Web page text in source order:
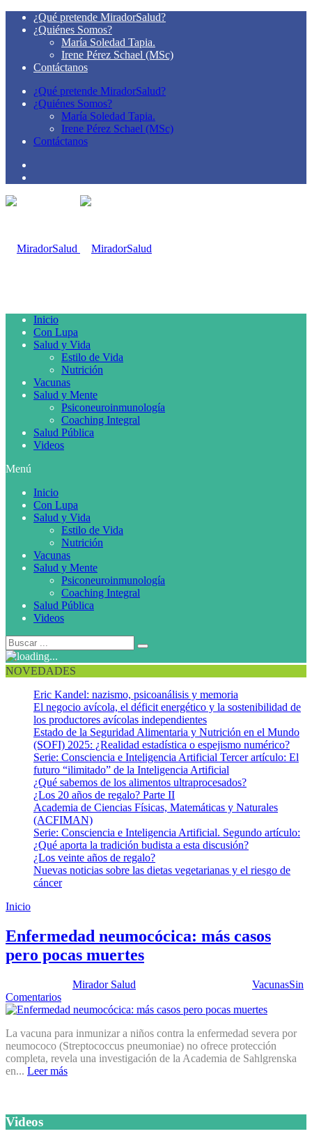
¿Qué pretende MiradorSalud?
¿Quiénes Somos?
María Soledad Tapia.
Irene Pérez Schael (MSc)
Contáctanos
¿Qué pretende MiradorSalud?
¿Quiénes Somos?
María Soledad Tapia.
Irene Pérez Schael (MSc)
Contáctanos
Inicio
Con Lupa
Salud y Vida
Estilo de Vida
Nutrición
Vacunas
Salud y Mente
Psiconeuroinmunología
Coaching Integral
Salud Pública
Videos
Menú
Inicio
Con Lupa
Salud y Vida
Estilo de Vida
Nutrición
Vacunas
Salud y Mente
Psiconeuroinmunología
Coaching Integral
Salud Pública
Videos
NOVEDADES
Eric Kandel: nazismo, psicoanálisis y memoria
El negocio avícola, el déficit energético y la sostenibilidad de
los productores avícolas independientes
Estado de la Seguridad Alimentaria y Nutrición en el Mundo
(SOFI) 2025: ¿Realidad estadística o espejismo numérico?
Serie: Consciencia e Inteligencia Artificial Tercer artículo: El
futuro “ilimitado” de la Inteligencia Artificial
¿Qué sabemos de los alimentos ultraprocesados?
¿Los 20 años de regalo? Parte II
Academia de Ciencias Físicas, Matemáticas y Naturales
(ACFIMAN)
Serie: Consciencia e Inteligencia Artificial. Segundo artículo:
¿Qué aporta la tradición budista a esta discusión?
¿Los veinte años de regalo?
Nuevas noticias sobre las dietas vegetarianas y el riesgo de
cáncer
Inicio
Enfermedad neumocócica: más casos
pero pocas muertes
Mirador Salud VacunasSin
Comentarios
La vacuna para inmunizar a niños contra la enfermedad severa por
neumococo (Streptococcus pneumoniae) no ofrece protección
completa, revela una investigación de la Academia de Sahlgrenska
en... Leer más
Videos